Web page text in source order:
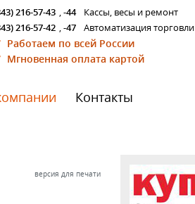
216-57-43 ,-44
Кассы, весы и ремонт
216-57-42 ,-47 Автоматизация торговли
Работаем по всей России
Мгновенная оплата картой
Контакты
версия для печати